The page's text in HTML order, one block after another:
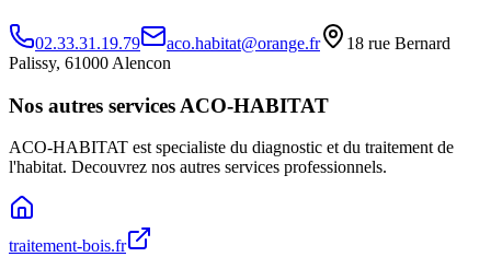
02.33.31.19.79 aco.habitat@orange.fr
18 rue Bernard
Palissy, 61000 Alencon
Nos autres services ACO-HABITAT
ACO-HABITAT est specialiste du diagnostic et du traitement de
l'habitat. Decouvrez nos autres services professionnels.
traitement-bois.fr